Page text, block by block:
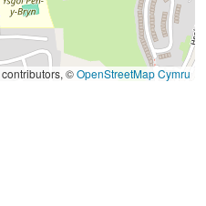
contributors, ©OpenStreetMap Cymru